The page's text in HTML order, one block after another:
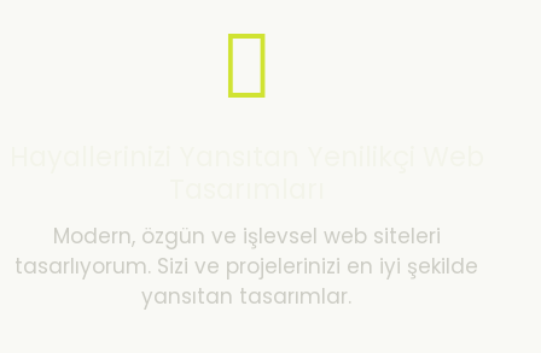
Modern, özgün ve işlevsel web siteleri
tasarlıyorum. Sizi ve projelerinizi en iyi şekilde
yansıtan tasarımlar.